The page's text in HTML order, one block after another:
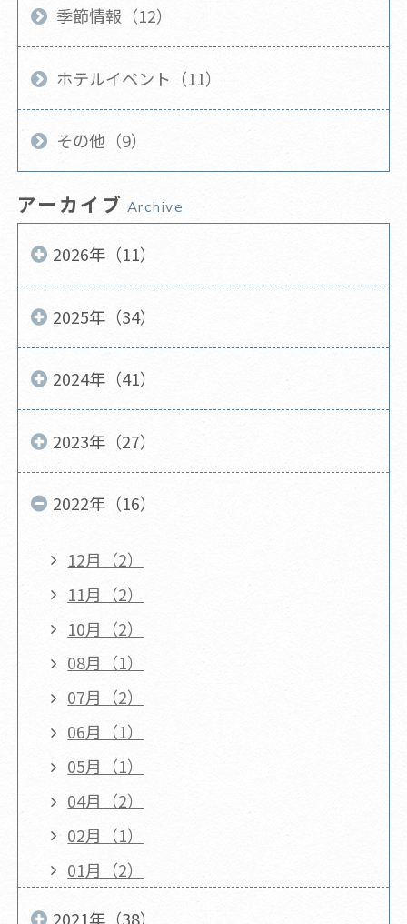
季節情報（12）
ホテルイベント（11）
その他（9）
アーカイブ Archive
2026年（11）
2025年（34）
2024年（41）
2023年（27）
2022年（16）
12月（2）
11月（2）
10月（2）
08月（1）
07月（2）
06月（1）
05月（1）
04月（2）
02月（1）
01月（2）
2021年（38）